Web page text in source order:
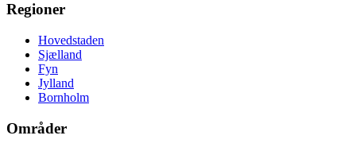
Regioner
Hovedstaden
Sjælland
Fyn
Jylland
Bornholm
Områder